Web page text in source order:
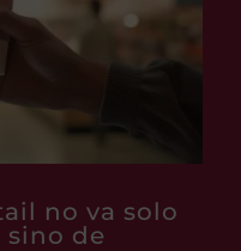
no va solo
sino de